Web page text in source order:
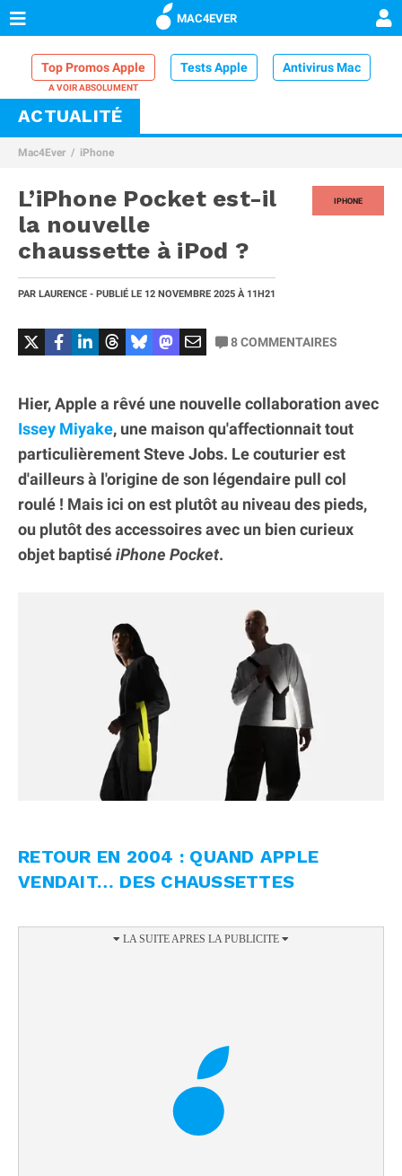
MAC4EVER
Top Promos Apple Tests Apple Antivirus Mac
VPN Mac
Comparatif iPhone
ACTUALITÉ
Mac4Ever iPhone
IPHONE
L’iPhone Pocket est-il
la nouvelle
chaussette à iPod ?
PAR LAURENCE - PUBLIÉ LE 12 NOVEMBRE 2025 À 11H21
8COMMENTAIRES
Hier, Apple a rêvé une nouvelle collaboration avec
Issey Miyake, une maison qu'affectionnait tout
particulièrement Steve Jobs. Le couturier est
d'ailleurs à l'origine de son légendaire pull col
roulé ! Mais ici on est plutôt au niveau des pieds,
ou plutôt des accessoires avec un bien curieux
objet baptiséiPhone Pocket.
RETOUR EN 2004 : QUAND APPLE
VENDAIT… DES CHAUSSETTES